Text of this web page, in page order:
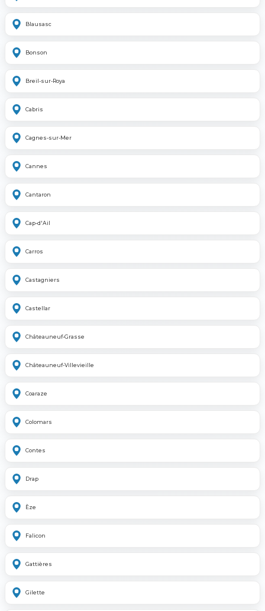
Blausasc
Bonson
Breil-sur-Roya
Cabris
Cagnes-sur-Mer
Cannes
Cantaron
Cap-d'Ail
Carros
Castagniers
Castellar
Châteauneuf-Grasse
Châteauneuf-Villevieille
Coaraze
Colomars
Contes
Drap
Èze
Falicon
Gattières
Gilette